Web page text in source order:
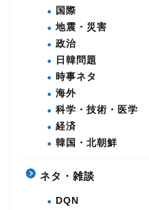
国際
地震・災害
政治
日韓問題
時事ネタ
海外
科学・技術・医学
経済
韓国・北朝鮮
ネタ・雑談
DQN